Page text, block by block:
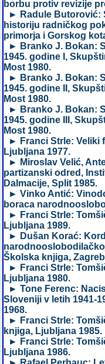
borbu protiv revizije
► Radule Butorović:
historiju radničkog
primorja i Gorskog
► Branko J. Bokan:
1945. godine I,
Most 1980.
► Branko J. Bokan:
1945. godine II,
Most 1980.
► Branko J. Bokan:
1945. godine III,
Most 1980.
► Franci Strle: Veliki
Ljubljana 1977.
► Miroslav Velić,
partizanski odred,
Dalmacije, Split 1985.
► Vinko Antić:
boraca
► Franci Strle:
Ljubljana 1989.
► Dušan Korać:
Školska knjiga,
► Franci Strle:
Ljubljana 1980.
► Tone Ferenc:
Sloveniji v letih 1941-
1968.
► Franci Strle:
knjiga, Ljubljana 1985.
► Franci Strle:
Ljubljana 1986.